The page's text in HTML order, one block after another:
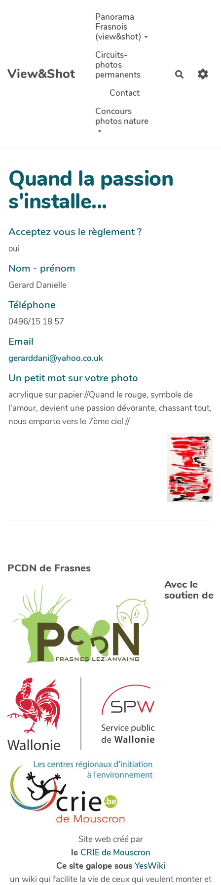
Aller au contenu principal
View&Shot
Panorama
Frasnois
(view&shot)
Circuits-
photos
permanents
Contact
Concours
photos nature
Quand la passion
s'installe...
Acceptez vous le règlement ?
oui
Nom - prénom
Gerard Danielle
Téléphone
0496/15 18 57
Email
gerarddani@yahoo.co.uk
Un petit mot sur votre photo
acrylique sur papier //Quand le rouge, symbole de
l'amour, devient une passion dévorante, chassant tout,
nous emporte vers le 7ème ciel //
PCDN de Frasnes
Avec le
soutien de
Site web créé par
le CRIE de Mouscron
Ce site galope sous YesWiki
un wiki qui facilite la vie de ceux qui veulent monter et